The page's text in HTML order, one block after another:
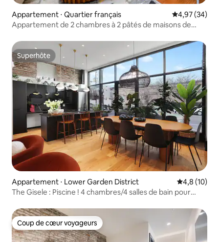
Appartement ⋅ Quartier français Évaluation
4,97 (34)
Appartement de 2 chambres à 2 pâtés de maisons de
Superhôte
Superhôte
Appartement ⋅ Lower Garden District Évaluation
4,8 (10)
The Gisele : Piscine ! 4 chambres/4 salles de bain pour
Coup de cœur voyageurs
Coup de cœur voyageurs